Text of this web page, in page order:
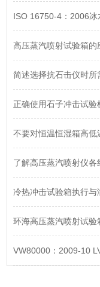
ISO 16750-4：2006
高压蒸汽喷射试验箱的
简述选择抗石击仪时所
正确使用石子冲击试
不要对恒温恒湿箱高
了解高压蒸汽喷射仪
冷热冲击试验箱执行与
环海高压蒸汽喷射试验
VW80000：2009-10